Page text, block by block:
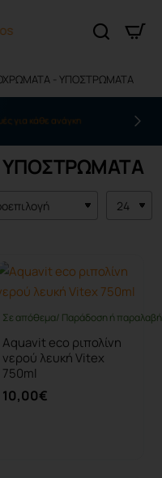
- ΥΠΟΣΤΡΩΜΑΤΑ
για κάθε ανάγκη
ΥΠΟΣΤΡΩΜΑΤΑ
10 ημέρες
Σε απόθεμα/ Παράδοση ή
Aquavit eco ριπολίνη
νερού λευκή Vitex
750ml
10,00€